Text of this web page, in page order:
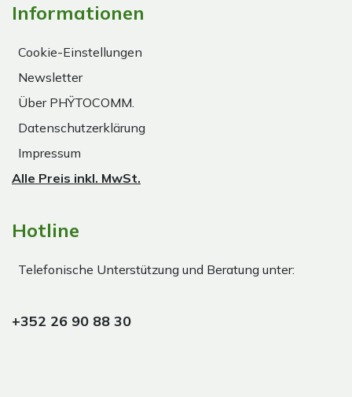
Informationen
Cookie-Einstellungen
Newsletter
Über PHŸTOCOMM.
Datenschutzerklärung
Impressum
Alle Preis inkl. MwSt.
Hotline
Telefonische Unterstützung und Beratung unter:
+352 26 90 88 30